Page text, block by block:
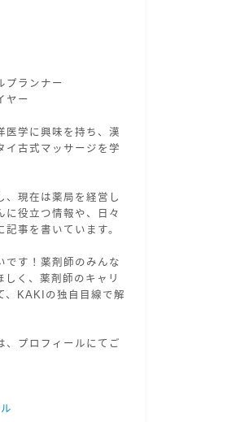
プランナー
ヤー
医学に興味を持ち、漢
イ古式マッサージを学
、現在は薬局を経営し
に役立つ情報や、日々
事を書いています。
です！薬剤師のみんな
しく、薬剤師のキャリ
、KAKIの独自目線で解
、プロフィールにてご